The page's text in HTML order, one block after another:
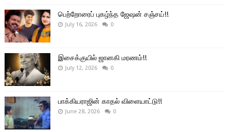
பெற்றோரைப் புகழ்ந்த ஜேஷன் சஞ்சய்!!
July 16, 2026 0
இசைக்குயில் ஜானகி மரணம்!!
July 12, 2026 0
பாக்கியராஜின் காதல் விளையாட்டு!!
June 28, 2026 0